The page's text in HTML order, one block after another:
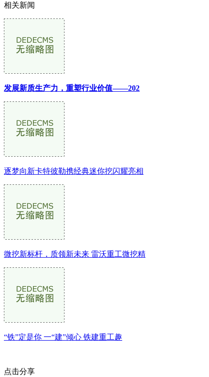
相关新闻
发展新质生产力，重塑行业价值——202
逐梦向新卡特彼勒携经典迷你挖闪耀亮相
微挖新标杆，质领新未来 雷沃重工微挖精
“铁”定是你 一“建”倾心 铁建重工趣
点击分享